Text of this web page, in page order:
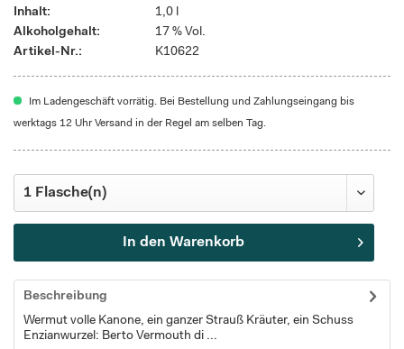
Inhalt:
1,0 l
Alkoholgehalt:
17 % Vol.
Artikel-Nr.:
K10622
Im Ladengeschäft vorrätig. Bei Bestellung und Zahlungseingang bis
werktags 12 Uhr Versand in der Regel am selben Tag.
In den Warenkorb
Beschreibung
Wermut volle Kanone, ein ganzer Strauß Kräuter, ein Schuss
Enzianwurzel: Berto Vermouth di ...